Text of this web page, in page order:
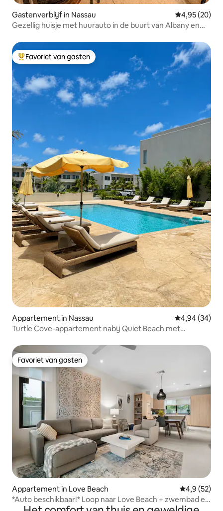
Gastenverblijf in Nassau Gemiddelde
4,95 (20)
Gezellig huisje met huurauto in de buurt van Albany en
Topfavoriet van gasten
Favoriet van gasten
Appartement in Nassau Gemiddelde
4,94 (34)
Turtle Cove-appartement nabij Quiet Beach met
Favoriet van gasten
Favoriet van gasten
Appartement in Love Beach
4,9 (52)
*Auto beschikbaar!* Loop naar Love Beach + zwembad en
fitnessruimte